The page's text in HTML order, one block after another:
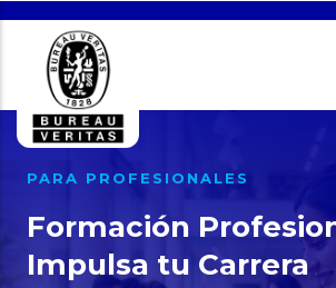
contenido
principal
PARA PROFESIONALES
Formación
Impulsa tu Carrera